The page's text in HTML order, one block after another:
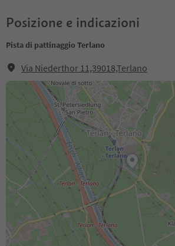
Posizione e indicazioni
Pista di pattinaggio Terlano
Via Niederthor 11,39018,Terlano